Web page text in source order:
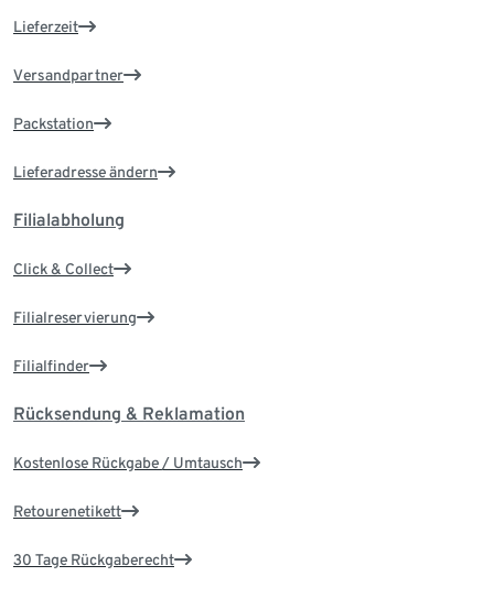
Lieferzeit
Versandpartner
Packstation
Lieferadresse ändern
Filialabholung
Click & Collect
Filialreservierung
Filialfinder
Rücksendung & Reklamation
Kostenlose Rückgabe / Umtausch
Retourenetikett
30 Tage Rückgaberecht